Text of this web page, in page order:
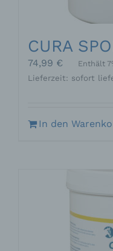
CURA
74,99 € Enthält
Lieferzeit: sofort
In den